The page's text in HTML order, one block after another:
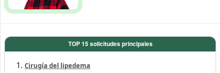
TOP 15 solicitudes principales
Cirugía del lipedema